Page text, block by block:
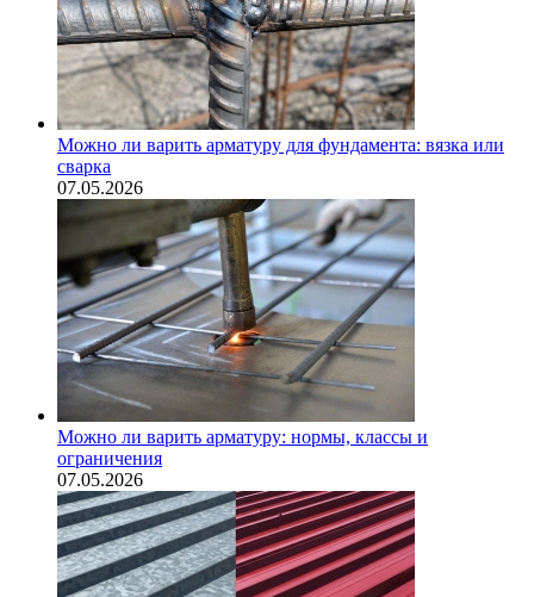
Можно ли варить арматуру для фундамента: вязка или
сварка
07.05.2026
Можно ли варить арматуру: нормы, классы и
ограничения
07.05.2026